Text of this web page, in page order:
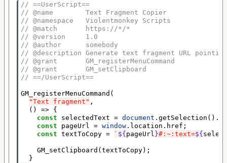
// ==UserScript==
// @name        Text Fragment Copier
// @namespace   Violentmonkey Scripts
// @match       https://*/*
// @version     1.0
// @author      somebody
// @description Generate text fragment URL
// @grant       GM_registerMenuCommand
// @grant       GM_setClipboard
// ==/UserScript==
GM_registerMenuCommand (
"Text fragment" ,
()
=> {
const
selectedText = document . getSelection ().
const
pageUrl = window . location . href ;
const textToCopy = ` ${ pageUrl }#:~:text=${
GM_setClipboard ( textToCopy);
}